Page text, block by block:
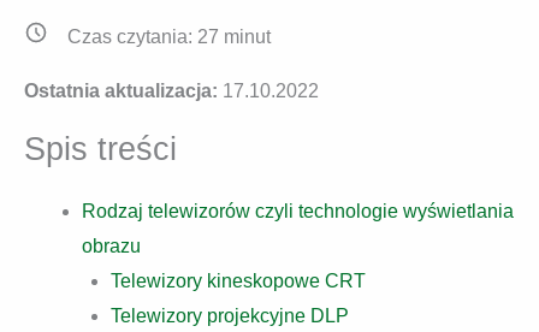
Czas czytania: 27 minut
Ostatnia aktualizacja: 17.10.2022
Spis treści
Rodzaj telewizorów czyli technologie wyświetlania
obrazu
Telewizory kineskopowe CRT
Telewizory projekcyjne DLP